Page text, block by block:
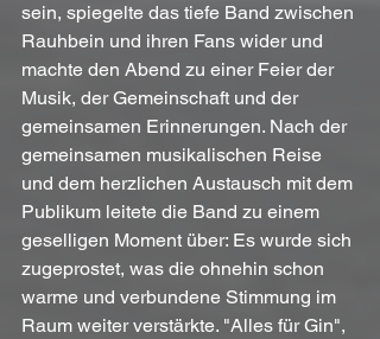
sein, spiegelte das tiefe Band zwischen
Rauhbein und ihren Fans wider und
machte den Abend zu einer Feier der
Musik, der Gemeinschaft und der
gemeinsamen Erinnerungen. Nach der
gemeinsamen musikalischen Reise
und dem herzlichen Austausch mit dem
Publikum leitete die Band zu einem
geselligen Moment über: Es wurde sich
zugeprostet, was die ohnehin schon
warme und verbundene Stimmung im
Raum weiter verstärkte. "Alles für Gin",